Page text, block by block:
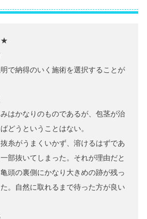
で納得のいく施術を選択することが
はかなりのものであるが、包茎が治
どうということはない。
糸がうまくいかず、溶けるはずであ
部抜いてしまった。それが理由だと
頭の裏側にかなり大きめの跡が残っ
。自然に取れるまで待った方が良い